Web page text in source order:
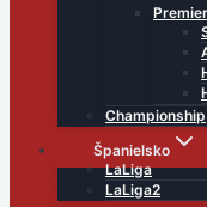
Championship
Španielsko
LaLiga
LaLiga2